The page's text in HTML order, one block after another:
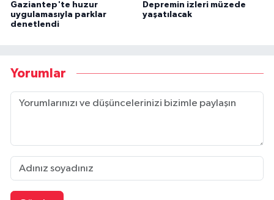
Gaziantep'te huzur
uygulamasıyla parklar
denetlendi
Depremin izleri müzede
yaşatılacak
Yorumlar